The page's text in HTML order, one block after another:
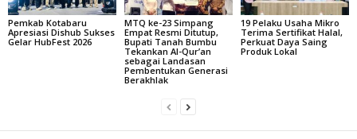
Pemkab Kotabaru
Apresiasi Dishub Sukses
Gelar HubFest 2026
MTQ ke-23 Simpang
Empat Resmi Ditutup,
Bupati Tanah Bumbu
Tekankan Al-Qur’an
sebagai Landasan
Pembentukan Generasi
Berakhlak
19 Pelaku Usaha Mikro
Terima Sertifikat Halal,
Perkuat Daya Saing
Produk Lokal